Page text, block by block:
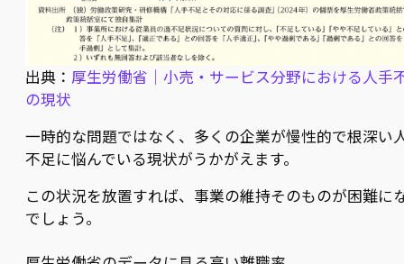
出典： 厚生労働省｜小売・サービス分野における人手
の現状
一時的な問題ではなく、多くの企業が慢性的で根深い
不足に悩んでいる現状がうかがえます。
この状況を放置すれば、事業の維持そのものが困難に
でしょう。